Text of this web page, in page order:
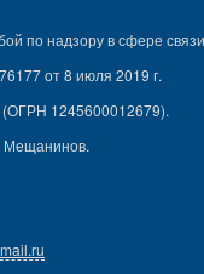
по надзору в сфере
от 8 июля 2019 г.
1245600012679).
Мещанинов.